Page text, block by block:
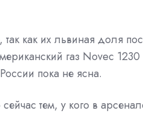
так как их львиная доля
газ Novec
пока не ясна.
тем, у кого в